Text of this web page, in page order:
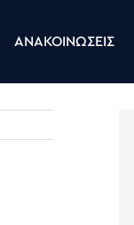
ΑΝΑΚΟΙΝΩΣΕΙΣ